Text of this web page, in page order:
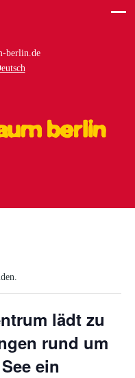
berlin.de
lädt zu
rund um
ein